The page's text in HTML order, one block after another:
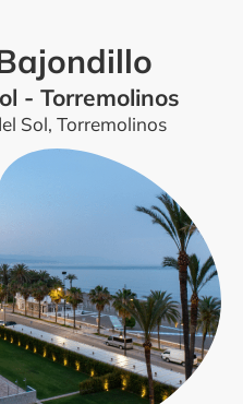
- Torremolinos
Sol, Torremolinos